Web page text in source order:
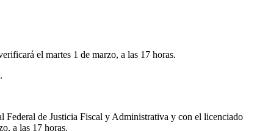
el martes 1 de marzo, a las 17 horas.
Federal de Justicia Fiscal y Administrativa y con el licenciado
a las 17 horas.